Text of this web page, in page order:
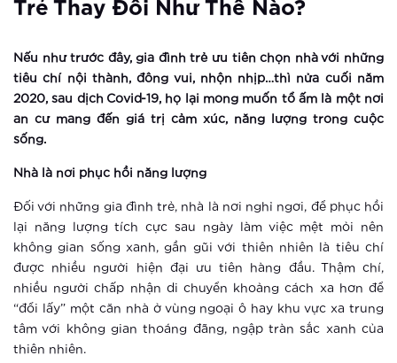
Trẻ Thay Đổi Như Thế Nào?
Nếu như trước đây, gia đình trẻ ưu tiên chọn nhà với những
tiêu chí nội thành, đông vui, nhộn nhịp…thì nửa cuối năm
2020, sau dịch Covid-19, họ lại mong muốn tổ ấm là một nơi
an cư mang đến giá trị cảm xúc, năng lượng trong cuộc
sống.
Nhà là nơi phục hồi năng lượng
Đối với những gia đình trẻ, nhà là nơi nghỉ ngơi, để phục hồi
lại năng lượng tích cực sau ngày làm việc mệt mỏi nên
không gian sống xanh, gần gũi với thiên nhiên là tiêu chí
được nhiều người hiện đại ưu tiên hàng đầu. Thậm chí,
nhiều người chấp nhận di chuyển khoảng cách xa hơn để
“đổi lấy” một căn nhà ở vùng ngoại ô hay khu vực xa trung
tâm với không gian thoáng đãng, ngập tràn sắc xanh của
thiên nhiên.
Hà Nội khai trương công viên thể
Xem thêm
Vinhomes Smart City ra mắt phân khu
sống đẳng cấp phía Tây Hà Nội
Ra mắt The Sapphire 4 – viên ngọc
sáng của Vinhomes Smart City
Xem thêm
Vingroup giữ vững vị thế doanh